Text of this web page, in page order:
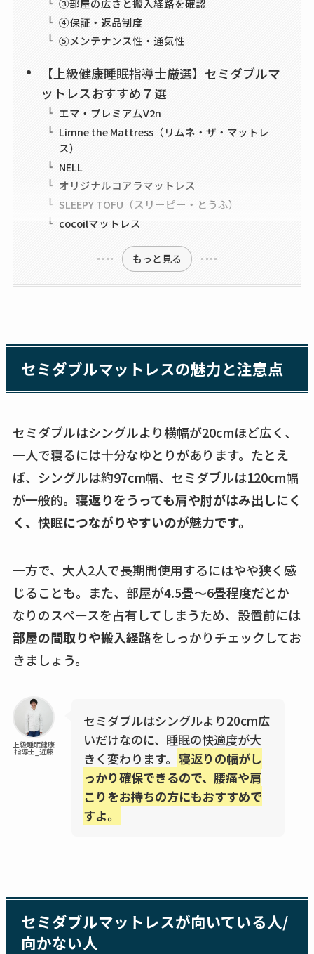
③部屋の広さと搬入経路を確認
④保証・返品制度
⑤メンテナンス性・通気性
【上級健康睡眠指導士厳選】セミダブルマ
ットレスおすすめ７選
エマ・プレミア厶V2n
Limne the Mattress（リムネ・ザ・マットレ
ス）
NELL
オリジナルコアラマットレス
SLEEPY TOFU（スリーピー・とうふ）
cocoilマットレス
もっと見る
セミダブルマットレスの魅力と注意点
セミダブルはシングルより横幅が20cmほど広く、
一人で寝るには十分なゆとりがあります。たとえ
ば、シングルは約97cm幅、セミダブルは120cm幅
が一般的。 寝返りをうっても肩や肘がはみ出しにく
く、快眠につながりやすいのが魅力です。
一方で、大人2人で長期間使用するにはやや狭く感
じることも。また、部屋が4.5畳〜6畳程度だとか
なりのスペースを占有してしまうため、設置前には
部屋の間取りや搬入経路をしっかりチェックしてお
きましょう。
上級睡眠健康
指導士_近藤
セミダブルはシングルより20cm広
いだけなのに、睡眠の快適度が大
きく変わります。 寝返りの幅がし
っかり確保できるので、腰痛や肩
こりをお持ちの方にもおすすめで
すよ。
セミダブルマットレスが向いている人/
向かない人